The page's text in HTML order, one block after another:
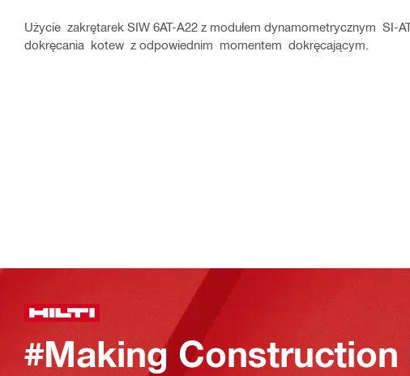
Użycie zakrętarek SIW 6AT-A22 z modułem dynamometrycznym SI-
dokręcania kotew z odpowiednim momentem dokręcającym.
#Making Construction